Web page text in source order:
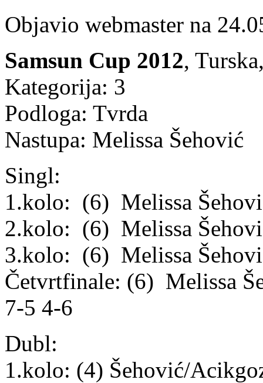
Objavio webmaster na
Samsun Cup 2012,
Kategorija: 3
Podloga: Tvrda
Nastupa: Melissa Šehović
Singl:
1.kolo: (6) Melissa
2.kolo: (6) Melissa
3.kolo: (6) Melissa
Četvrtfinale: (6) Melissa
7-5 4-6
Dubl:
1.kolo: (4) Šehović/